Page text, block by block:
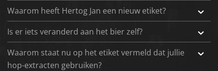
Waarom heeft Hertog Jan een nieuw etiket?
Is er iets veranderd aan het bier zelf?
Waarom staat nu op het etiket vermeld dat jullie
hop-extracten gebruiken?